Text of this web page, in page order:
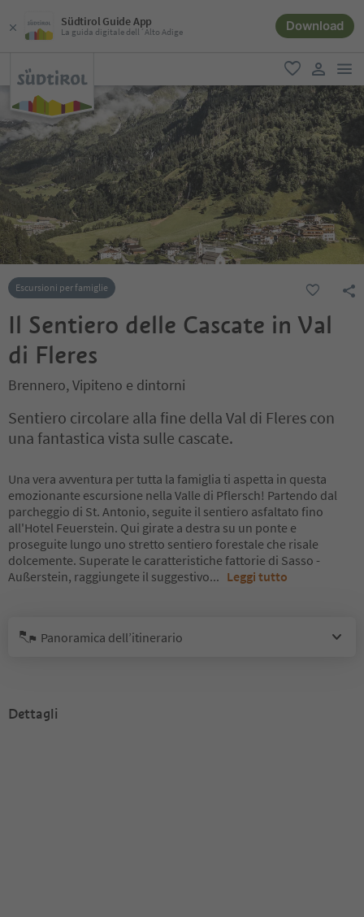
Südtirol Guide App
La guida digitale dell´Alto Adige Download
favoriti
user link
Escursioni per famiglie
Il Sentiero delle Cascate in Val
di Fleres
Brennero, Vipiteno e dintorni
Sentiero circolare alla fine della Val di Fleres con
una fantastica vista sulle cascate.
Una vera avventura per tutta la famiglia ti aspetta in questa
emozionante escursione nella Valle di Pflersch! Partendo dal
parcheggio di St. Antonio, seguite il sentiero asfaltato fino
all'Hotel Feuerstein. Qui girate a destra su un ponte e
proseguite lungo uno stretto sentiero forestale che risale
dolcemente. Superate le caratteristiche fattorie di Sasso -
Außerstein, raggiungete il suggestivo... Leggi tutto
Panoramica dell’itinerario
Dettagli